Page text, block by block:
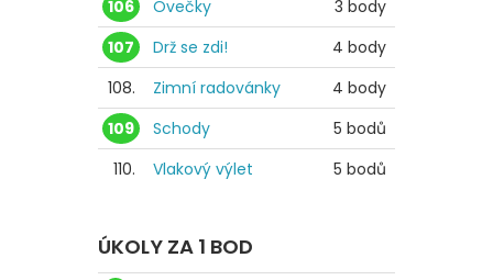
106
Ovečky
3 body
107
Drž se zdi!
4 body
108.
Zimní radovánky
4 body
109
Schody
5 bodů
110.
Vlakový výlet 5 bodů
ÚKOLY ZA 1 BOD